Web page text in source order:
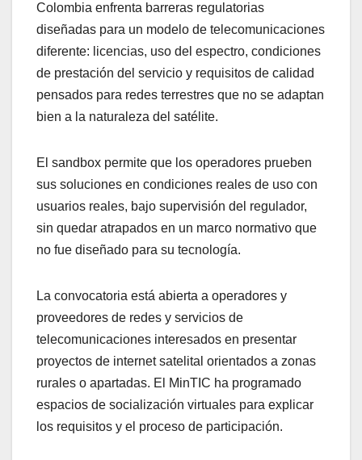
Colombia enfrenta barreras regulatorias
diseñadas para un modelo de telecomunicaciones
diferente: licencias, uso del espectro, condiciones
de prestación del servicio y requisitos de calidad
pensados para redes terrestres que no se adaptan
bien a la naturaleza del satélite.
El sandbox permite que los operadores prueben
sus soluciones en condiciones reales de uso con
usuarios reales, bajo supervisión del regulador,
sin quedar atrapados en un marco normativo que
no fue diseñado para su tecnología.
La convocatoria está abierta a operadores y
proveedores de redes y servicios de
telecomunicaciones interesados en presentar
proyectos de internet satelital orientados a zonas
rurales o apartadas. El MinTIC ha programado
espacios de socialización virtuales para explicar
los requisitos y el proceso de participación.